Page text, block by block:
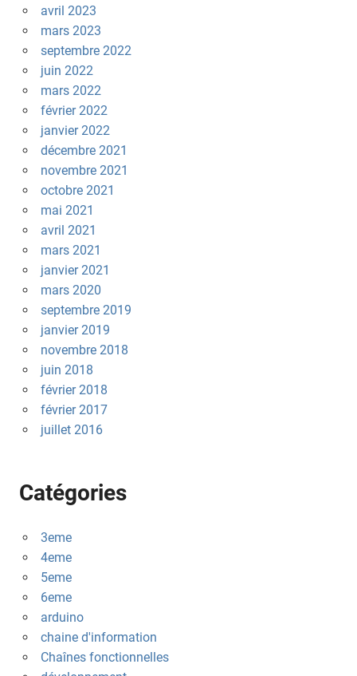
avril 2023
mars 2023
septembre 2022
juin 2022
mars 2022
février 2022
janvier 2022
décembre 2021
novembre 2021
octobre 2021
mai 2021
avril 2021
mars 2021
janvier 2021
mars 2020
septembre 2019
janvier 2019
novembre 2018
juin 2018
février 2018
février 2017
juillet 2016
Catégories
3eme
4eme
5eme
6eme
arduino
chaine d'information
Chaînes fonctionnelles